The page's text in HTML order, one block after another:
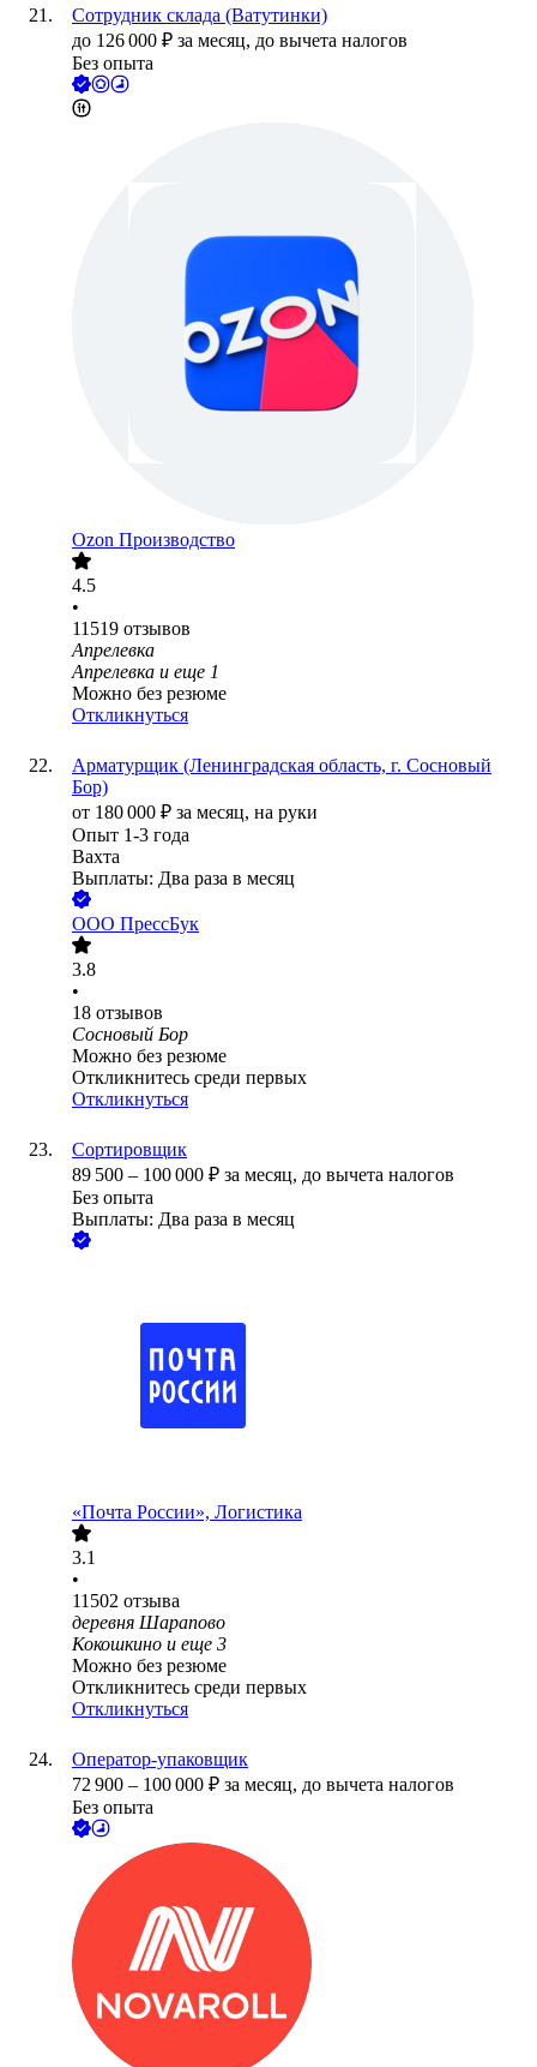
Сотрудник склада (Ватутинки)
до 126 000 ₽ за месяц, до вычета налогов
Без опыта
Ozon Производство
4.5
•
11519 отзывов
Апрелевка
Апрелевка и еще 1
Можно без резюме
Откликнуться
Арматурщик (Ленинградская область, г. Сосновый
Бор)
от 180 000 ₽ за месяц, на руки
Опыт 1-3 года
Вахта
Выплаты: Два раза в месяц
ООО ПрессБук
3.8
•
18 отзывов
Сосновый Бор
Можно без резюме
Откликнитесь среди первых
Откликнуться
Сортировщик
89 500 – 100 000 ₽ за месяц, до вычета налогов
Без опыта
Выплаты: Два раза в месяц
«Почта России», Логистика
3.1
•
11502 отзыва
деревня Шарапово
Кокошкино и еще 3
Можно без резюме
Откликнитесь среди первых
Откликнуться
Оператор-упаковщик
72 900 – 100 000 ₽ за месяц, до вычета налогов
Без опыта